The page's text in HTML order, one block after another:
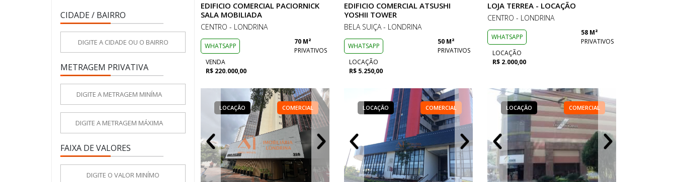
CIDADE / BAIRRO
METRAGEM PRIVATIVA
FAIXA DE VALORES
EDIFICIO COMERCIAL PACIORNICK
SALA MOBILIADA
CENTRO - LONDRINA
WHATSAPP
70 M²
PRIVATIVOS
VENDA
R$ 220.000,00
EDIFICIO COMERCIAL ATSUSHI
YOSHII TOWER
BELA SUIÇA - LONDRINA
WHATSAPP
50 M²
PRIVATIVOS
LOCAÇÃO
R$ 5.250,00
LOJA TERREA - LOCAÇÃO
CENTRO - LONDRINA
WHATSAPP
58 M²
PRIVATIVOS
LOCAÇÃO
R$ 2.000,00
LOCAÇÃO COMERCIAL LOCAÇÃO COMERCIAL LOCAÇÃO COMERCIAL LOCAÇÃO
LOCAÇÃO COMERCIAL LOCAÇÃO COMERCIAL LOCAÇÃO COMERCIAL
LOCAÇÃO COMERCIAL LOCAÇÃO COMERCIAL